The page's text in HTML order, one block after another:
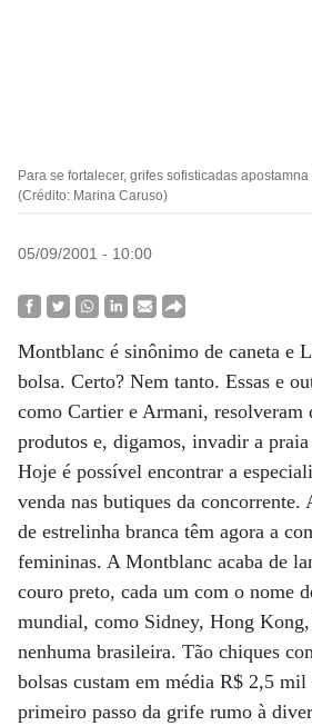
Para se fortalecer, grifes sofisticadas
(Crédito: Marina Caruso)
05/09/2001 - 10:00
Montblanc é sinônimo de caneta e
bolsa. Certo? Nem tanto. Essas e
como Cartier e Armani, resolveram
produtos e, digamos, invadir a praia
Hoje é possível encontrar a
venda nas butiques da concorrente.
de estrelinha branca têm agora a
femininas. A Montblanc acaba de
couro preto, cada um com o nome
mundial, como Sidney, Hong
nenhuma brasileira. Tão chiques
bolsas custam em média R$ 2,5 mil
primeiro passo da grife rumo à